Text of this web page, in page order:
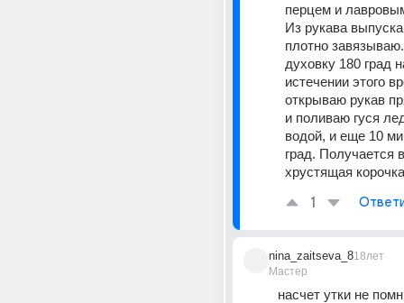
перцем и
Из рукава
плотно
духовку 180 град
истечении этого
открываю рукав
и поливаю гуся
водой, и еще 10
град. Получается
хрустящая
1
nina_zaitseva_8
Мастер
18лет
насчет утки не